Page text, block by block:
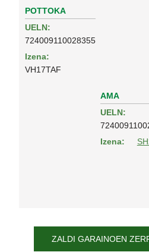
POTTOKA
UELN:
724009110028355
Izena:
VH17TAF
AMA
UELN:
Izena:
ZALDI GARAINOEN